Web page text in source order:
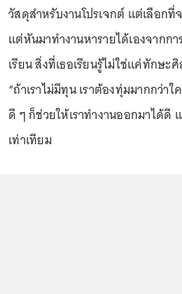
วัสดุสำหรับงานโปรเจกต์ แต่เลือกที่
แต่หันมาทำงานหารายได้เองจากก
เรียน สิ่งที่เธอเรียนรู้ไม่ใช่แค่ทักษะ
“ถ้าเราไม่มีทุน เราต้องทุ่มมากกว่า
ดี ๆ ก็ช่วยให้เราทำงานออกมาได้ดี
เท่าเทียม